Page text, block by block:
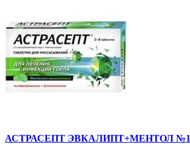
АСТРАСЕПТ ЭВКАЛИПТ+МЕНТОЛ